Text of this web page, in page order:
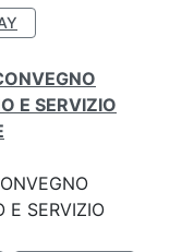
E SERVIZIO
E SERVIZIO